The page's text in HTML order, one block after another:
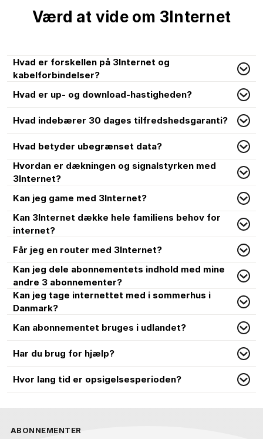
Værd at vide om 3Internet
Hvad er forskellen på 3Internet og
kabelforbindelser?
Hvad er up- og download-hastigheden?
Hvad indebærer 30 dages tilfredshedsgaranti?
Hvad betyder ubegrænset data?
Hvordan er dækningen og signalstyrken med
3Internet?
Kan jeg game med 3Internet?
Kan 3Internet dække hele familiens behov for
internet?
Får jeg en router med 3Internet?
Kan jeg dele abonnementets indhold med mine
andre 3 abonnementer?
Kan jeg tage internettet med i sommerhus i
Danmark?
Kan abonnementet bruges i udlandet?
Har du brug for hjælp?
Hvor lang tid er opsigelsesperioden?
ABONNEMENTER